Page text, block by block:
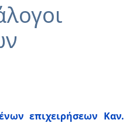
επιχειρήσεων Καν.